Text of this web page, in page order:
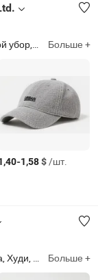
футболки Больше +
-1,58$/шт.
Шапка, Тракерская шляпа, Кепка-ведро Больше +